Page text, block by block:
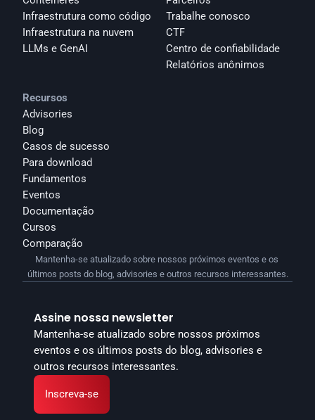
Infraestrutura como código
Infraestrutura na nuvem
LLMs e GenAI
Trabalhe conosco
CTF
Centro de confiabilidade
Relatórios anônimos
Recursos
Advisories
Blog
Casos de sucesso
Para download
Fundamentos
Eventos
Documentação
Cursos
Comparação
Assine nossa newsletter
Mantenha-se atualizado sobre nossos próximos
eventos e os últimos posts do blog, advisories e
outros recursos interessantes.
Inscreva-se
Mantenha-se atualizado sobre nossos próximos eventos e os
últimos posts do blog, advisories e outros recursos interessantes.